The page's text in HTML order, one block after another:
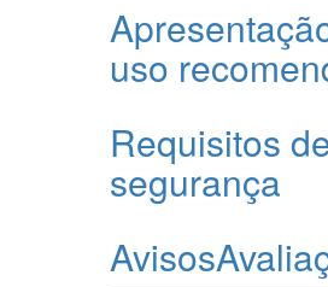
uso
Requisitos
segurança
Avisos